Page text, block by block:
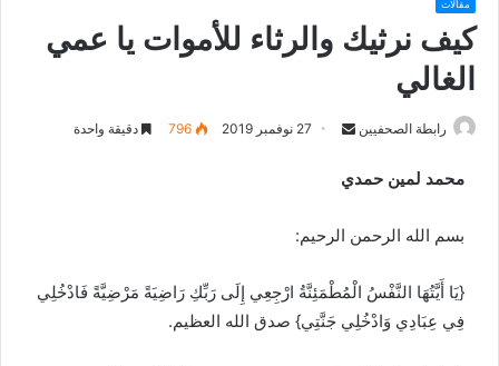
مقالات
كيف نرثيك والرثاء للأموات يا عمي
الغالي
رابطة الصحفيين
a
e
m
27 نوفمبر 2019 796 دقيقة واحدة
محمد لمين حمدي
بسم الله الرحمن الرحيم:
{يَا أَيَّتُهَا النَّفْسُ الْمُطْمَئِنَّةُ ارْجِعِي إِلَى رَبِّكِ رَاضِيَةً مَرْضِيَّةً فَادْخُلِي
فِي عِبَادِي وَادْخُلِي جَنَّتِي} صدق الله العظيم.